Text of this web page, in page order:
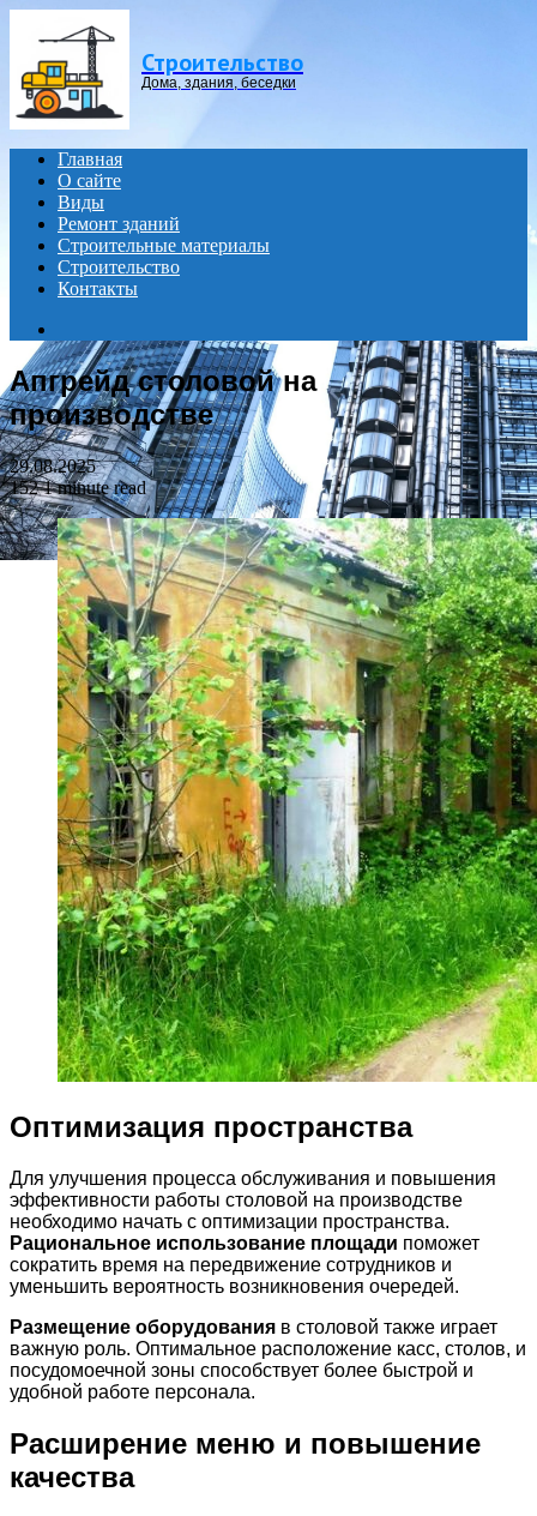
Строительство
Дома, здания, беседки
Главная
О сайте
Виды
Ремонт зданий
Строительные материалы
Строительство
Контакты
for
Апгрейд столовой на
производстве
29.08.2025
1521 minute read
Оптимизация пространства
Для улучшения процесса обслуживания и повышения
эффективности работы столовой на производстве
необходимо начать с оптимизации пространства.
Рациональное использование площади поможет
сократить время на передвижение сотрудников и
уменьшить вероятность возникновения очередей.
Размещение оборудования в столовой также играет
важную роль. Оптимальное расположение касс, столов, и
посудомоечной зоны способствует более быстрой и
удобной работе персонала.
Расширение меню и повышение
качества